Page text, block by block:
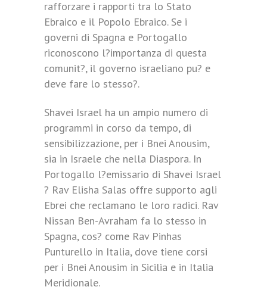
rafforzare i rapporti tra lo Stato
Ebraico e il Popolo Ebraico. Se i
governi di Spagna e Portogallo
riconoscono l?importanza di questa
comunit?, il governo israeliano pu? e
deve fare lo stesso?.
Shavei Israel ha un ampio numero di
programmi in corso da tempo, di
sensibilizzazione, per i Bnei Anousim,
sia in Israele che nella Diaspora. In
Portogallo l?emissario di Shavei Israel
? Rav Elisha Salas offre supporto agli
Ebrei che reclamano le loro radici. Rav
Nissan Ben-Avraham fa lo stesso in
Spagna, cos? come Rav Pinhas
Punturello in Italia, dove tiene corsi
per i Bnei Anousim in Sicilia e in Italia
Meridionale.